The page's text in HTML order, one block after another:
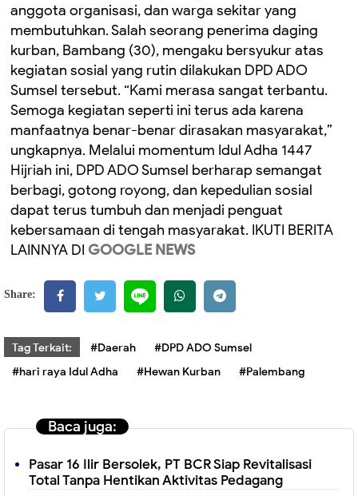
anggota organisasi, dan warga sekitar yang
membutuhkan. Salah seorang penerima daging
kurban, Bambang (30), mengaku bersyukur atas
kegiatan sosial yang rutin dilakukan DPD ADO
Sumsel tersebut. “Kami merasa sangat terbantu.
Semoga kegiatan seperti ini terus ada karena
manfaatnya benar-benar dirasakan masyarakat,”
ungkapnya. Melalui momentum Idul Adha 1447
Hijriah ini, DPD ADO Sumsel berharap semangat
berbagi, gotong royong, dan kepedulian sosial
dapat terus tumbuh dan menjadi penguat
kebersamaan di tengah masyarakat. IKUTI BERITA
LAINNYA DI GOOGLE NEWS
Share:
Tag Terkait: #Daerah
#DPD ADO Sumsel
#hari raya Idul Adha
#Hewan Kurban #Palembang
Baca juga:
Pasar 16 Ilir Bersolek, PT BCR Siap Revitalisasi
Total Tanpa Hentikan Aktivitas Pedagang